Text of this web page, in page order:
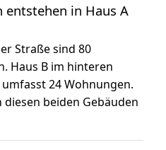
entstehen in Haus A
Straße sind 80
Haus B im hinteren
24 Wohnungen.
beiden Gebäuden